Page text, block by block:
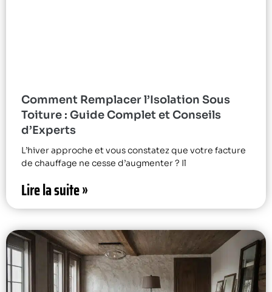
Comment Remplacer l’Isolation Sous
Toiture : Guide Complet et Conseils
d’Experts
L’hiver approche et vous constatez que votre facture
de chauffage ne cesse d’augmenter ? Il
Lire la suite »